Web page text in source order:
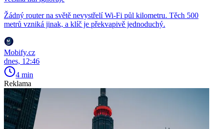
Žádný router na světě nevystřelí Wi-Fi půl kilometru. Těch 500
metrů vzniká jinak, a klíč je překvapivě jednoduchý.
Mobify.cz
dnes, 12:46
4 min
Reklama